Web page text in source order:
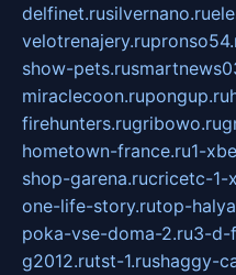
delfinet.rusilvernano.ru
velotrenajery.ru
show-pets.ru
miraclecoon.rupongup.ru
firehunters.rugribowo.ru
hometown-france.ru1-
shop-garena.rucricetc-1-
one-life-story.rutop-
poka-vse-doma-2.ru3-d-
g2012.rutst-1.rushaggy-